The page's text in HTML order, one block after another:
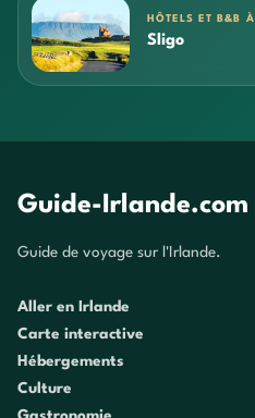
HÔTELS ET B&B À
Sligo
Guide-Irlande.com
Guide de voyage sur l'Irlande.
Aller en Irlande
Carte interactive
Hébergements
Culture